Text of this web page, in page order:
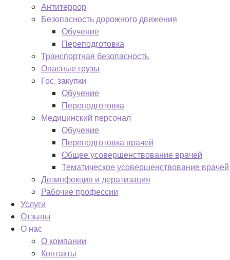
Антитеррор
Безопасность дорожного движения
Обучение
Переподготовка
Транспортная безопасность
Опасные грузы
Гос. закупки
Обучение
Переподготовка
Медицинский персонал
Обучение
Переподготовка врачей
Общее усовершенствование врачей
Тематическое усовершенствование врачей
Дезинфекция и дератизация
Рабочие профессии
Услуги
Отзывы
О нас
О компании
Контакты